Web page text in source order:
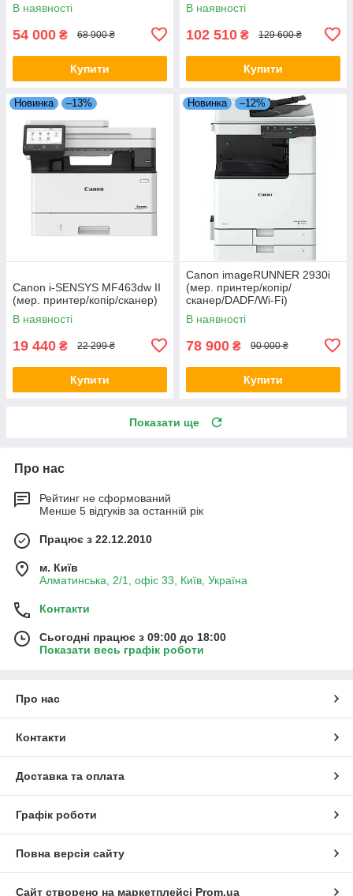
В наявності
54 000 ₴ 68 900 ₴
Купити
В наявності
102 510 ₴ 129 600 ₴
Купити
Новинка –13%
Canon i-SENSYS MF463dw II
(мер. принтер/копір/сканер)
В наявності
19 440 ₴ 22 299 ₴
Купити
Новинка –12%
Canon imageRUNNER 2930i
(мер. принтер/копір/
сканер/DADF/Wi-Fi)
В наявності
78 900 ₴ 90 000 ₴
Купити
Показати ще
Про нас
Рейтинг не сформований
Менше 5 відгуків за останній рік
Працює з 22.12.2010
м. Київ
Алматинська, 2/1, офіс 33, Київ, Україна
Контакти
Сьогодні працює з 09:00 до 18:00
Показати весь графік роботи
Про нас
Контакти
Доставка та оплата
Графік роботи
Повна версія сайту
Сайт створено на маркетплейсі Prom.ua